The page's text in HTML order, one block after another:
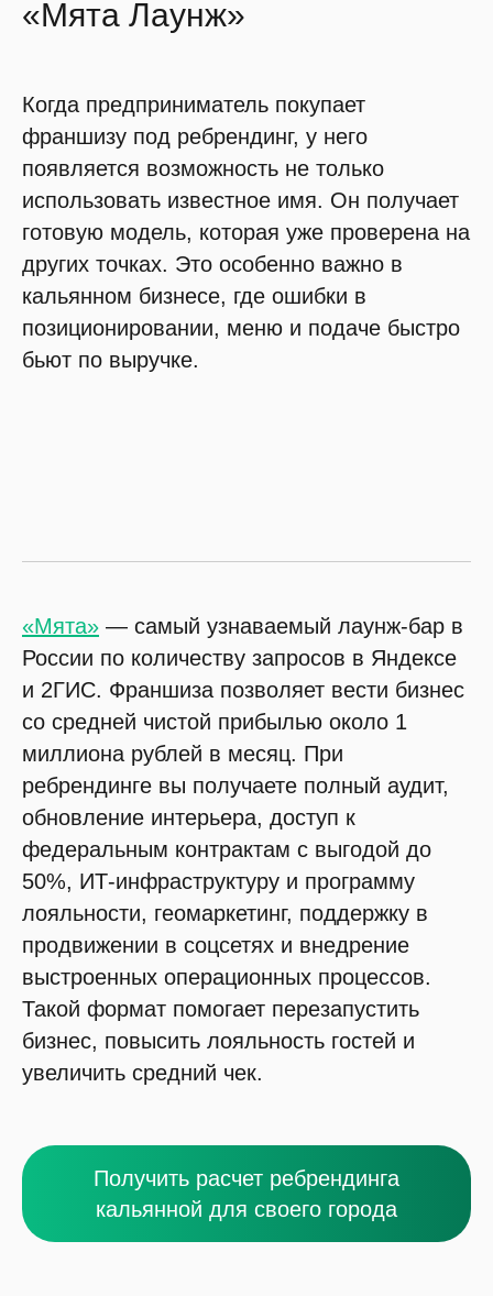
«Мята Лаунж»
Когда предприниматель покупает
франшизу под ребрендинг, у него
появляется возможность не только
использовать известное имя. Он получает
готовую модель, которая уже проверена на
других точках. Это особенно важно в
кальянном бизнесе, где ошибки в
позиционировании, меню и подаче быстро
бьют по выручке.
«Мята» — самый узнаваемый лаунж-бар в
России по количеству запросов в Яндексе
и 2ГИС. Франшиза позволяет вести бизнес
со средней чистой прибылью около 1
миллиона рублей в месяц. При
ребрендинге вы получаете полный аудит,
обновление интерьера, доступ к
федеральным контрактам с выгодой до
50%, ИТ-инфраструктуру и программу
лояльности, геомаркетинг, поддержку в
продвижении в соцсетях и внедрение
выстроенных операционных процессов.
Такой формат помогает перезапустить
бизнес, повысить лояльность гостей и
увеличить средний чек.
Получить расчет ребрендинга
кальянной для своего города